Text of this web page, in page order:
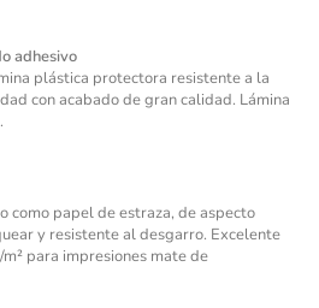
adhesivo
plástica protectora resistente a la
con acabado de gran calidad. Lámina
como papel de estraza, de aspecto
y resistente al desgarro. Excelente
para impresiones mate de